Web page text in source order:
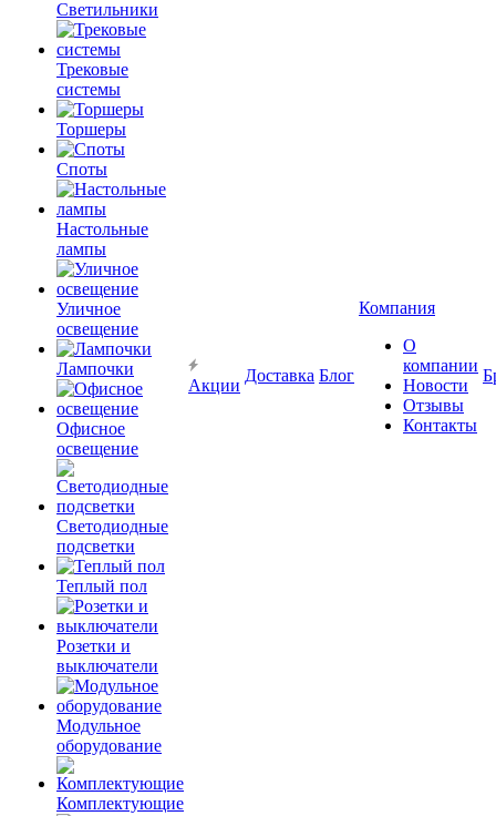
Светильники
Трековые
системы
Торшеры
Споты
Настольные
лампы
Уличное
освещение
Лампочки
Офисное
освещение
Светодиодные
подсветки
Теплый пол
Розетки и
выключатели
Модульное
оборудование
Комплектующие
Акции
Доставка Блог
Компания
О
компании
Новости
Отзывы
Контакты